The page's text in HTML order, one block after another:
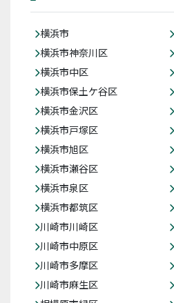
横浜市
横浜市神奈川区
横浜市中区
横浜市保土ケ谷区
横浜市金沢区
横浜市戸塚区
横浜市旭区
横浜市瀬谷区
横浜市泉区
横浜市都筑区
川崎市川崎区
川崎市中原区
川崎市多摩区
川崎市麻生区